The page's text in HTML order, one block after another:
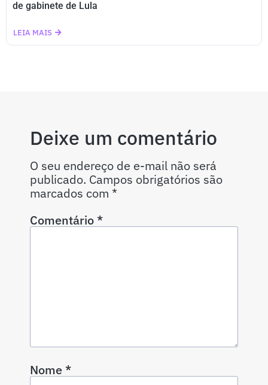
de gabinete de Lula
LEIA MAIS
Deixe um comentário
O seu endereço de e-mail não será
publicado. Campos obrigatórios são
marcados com *
Comentário*
Nome*